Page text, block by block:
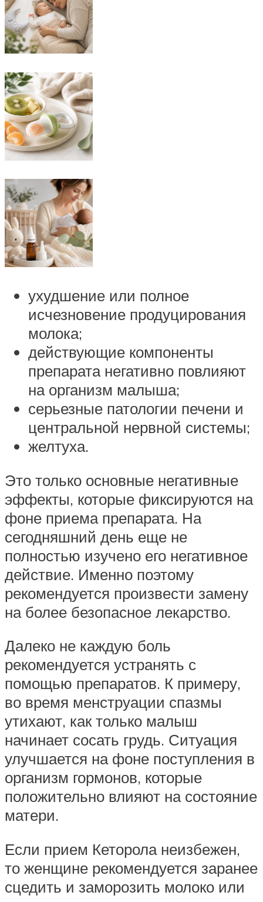
ухудшение или полное
исчезновение продуцирования
молока;
действующие компоненты
препарата негативно повлияют
на организм малыша;
серьезные патологии печени и
центральной нервной системы;
желтуха.
Это только основные негативные
эффекты, которые фиксируются на
фоне приема препарата. На
сегодняшний день еще не
полностью изучено его негативное
действие. Именно поэтому
рекомендуется произвести замену
на более безопасное лекарство.
Далеко не каждую боль
рекомендуется устранять с
помощью препаратов. К примеру,
во время менструации спазмы
утихают, как только малыш
начинает сосать грудь. Ситуация
улучшается на фоне поступления в
организм гормонов, которые
положительно влияют на состояние
матери.
Если прием Кеторола неизбежен,
то женщине рекомендуется заранее
сцедить и заморозить молоко или